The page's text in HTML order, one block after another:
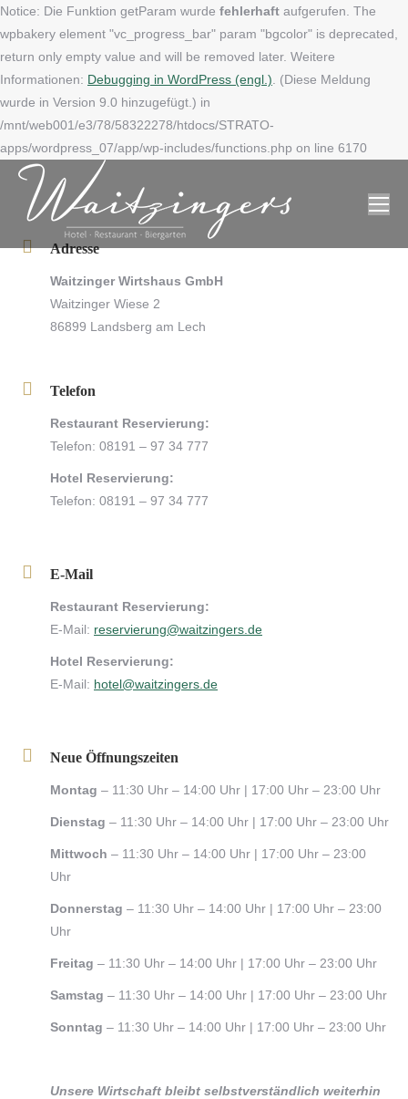
Notice: Die Funktion getParam wurde fehlerhaft aufgerufen. The
wpbakery element "vc_progress_bar" param "bgcolor" is deprecated,
return only empty value and will be removed later. Weitere
Informationen: Debugging in WordPress (engl.) . (Diese Meldung
wurde in Version 9.0 hinzugefügt.) in
/mnt/web001/e3/78/58322278/htdocs/STRATO-
apps/wordpress_07/app/wp-includes/functions.php on line 6170
Adresse
Waitzinger Wirtshaus GmbH
Waitzinger Wiese 2
86899 Landsberg am Lech
Telefon
Restaurant Reservierung:
Telefon: 08191 – 97 34 777
Hotel Reservierung:
Telefon: 08191 – 97 34 777
E-Mail
Restaurant Reservierung:
E-Mail: reservierung@waitzingers.de
Hotel Reservierung:
E-Mail: hotel@waitzingers.de
Neue Öffnungszeiten
Montag – 11:30 Uhr – 14:00 Uhr | 17:00 Uhr – 23:00 Uhr
Dienstag – 11:30 Uhr – 14:00 Uhr | 17:00 Uhr – 23:00 Uhr
Mittwoch – 11:30 Uhr – 14:00 Uhr | 17:00 Uhr – 23:00
Uhr
Donnerstag – 11:30 Uhr – 14:00 Uhr | 17:00 Uhr – 23:00
Uhr
Freitag – 11:30 Uhr – 14:00 Uhr | 17:00 Uhr – 23:00 Uhr
Samstag – 11:30 Uhr – 14:00 Uhr | 17:00 Uhr – 23:00 Uhr
Sonntag – 11:30 Uhr – 14:00 Uhr | 17:00 Uhr – 23:00 Uhr
Unsere Wirtschaft bleibt selbstverständlich weiterhin